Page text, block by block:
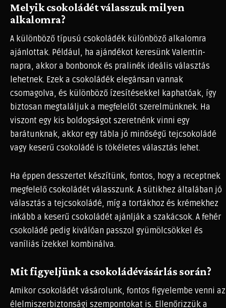
Melyik csokoládét válasszuk milyen
alkalomra?
A különböző típusú csokoládék különböző alkalomra
ajánlottak. Például, ha ajándékot keresünk Valentin-
napra, akkor a bonbonok és pralinék ideális választás
lehetnek. Ezek a csokoládék elegánsan vannak
csomagolva, és különböző ízesítésekkel kaphatóak, így
biztosan megtaláljuk a megfelelőt szerelmünknek. Ha
viszont egy kis boldogságot szeretnénk vinni egy
barátunknak, akkor egy tábla jó minőségű tejcsokoládé
vagy keserű csokoládé is tökéletes választás lehet.
Ha éppen desszertet készítünk, fontos, hogy a receptnek
megfelelő csokoládét válasszunk. A sütikhez általában jó
választás a tejcsokoládé, míg a tortákhoz és krémekhez
inkább a keserű csokoládét ajánlják a szakácsok. A fehér
csokoládé pedig kiválóan passzol gyümölcsökkel és
vaníliás ízekkel kombinálva.
Mit figyeljünk a csokoládévásárlás során?
Amikor csokoládét vásárolunk, fontos figyelembe venni az
élelmiszerbiztonsági szempontokat is. Ellenőrizzük a